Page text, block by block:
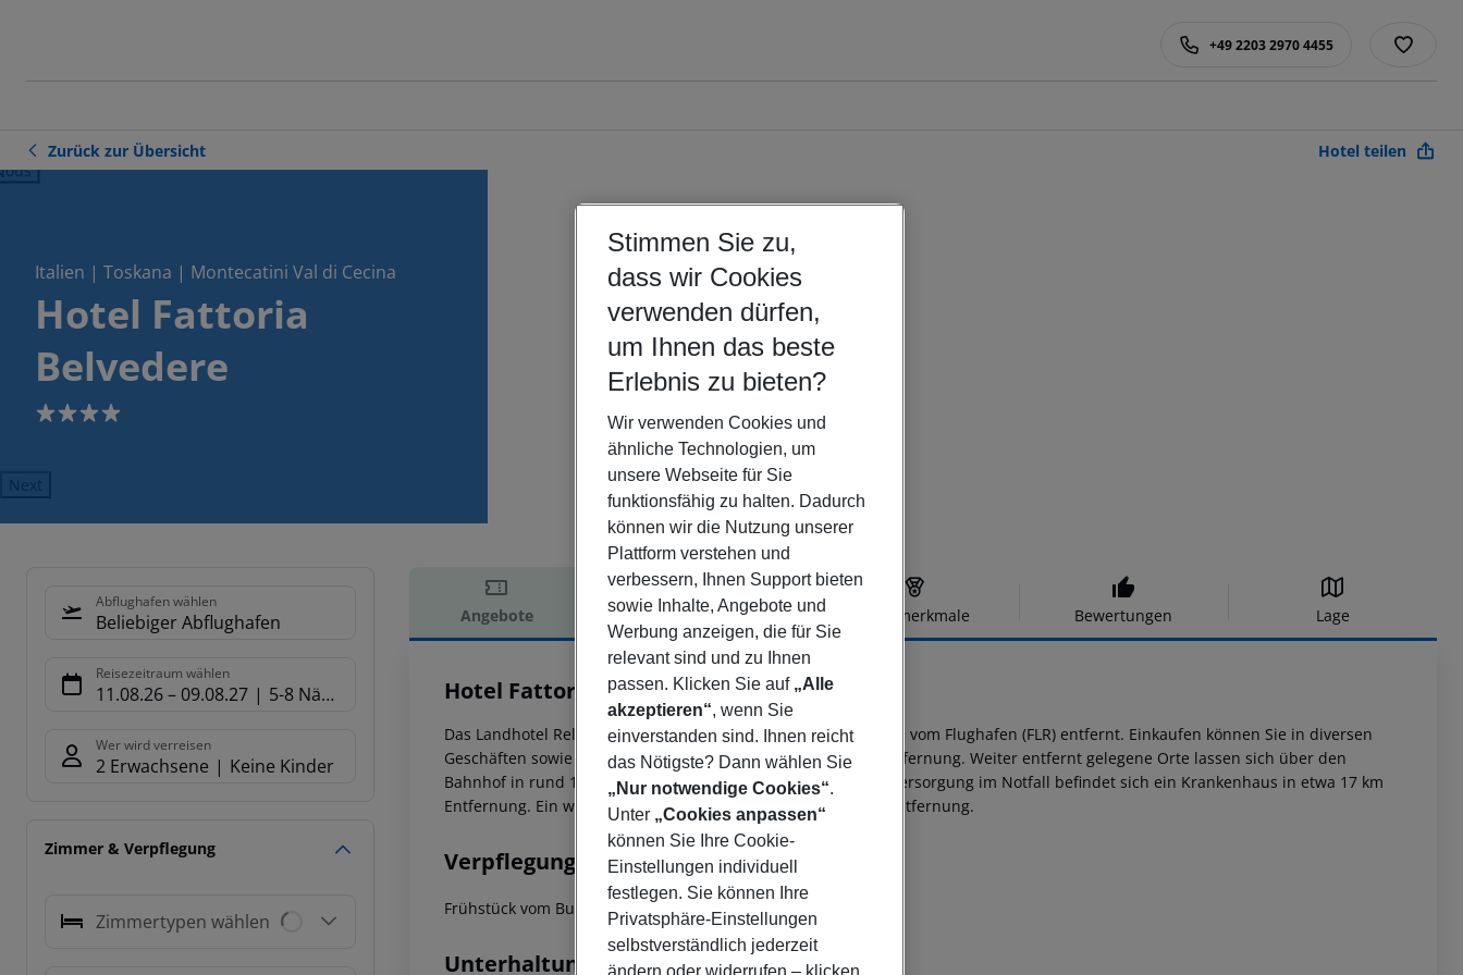
+49 2203 2970 4455
Zurück zur Übersicht Hotel teilen
Italien | Toskana | Montecatini Val di Cecina
Hotel Fattoria
Belvedere
4
Next
Abflughafen wählen
Beliebiger Abflughafen
Reisezeitraum wählen
11.08.26– 09.08.27 5-8 Nächte
Wer wird verreisen
2 Erwachsene Keine Kinder
Zimmer & Verpflegung
Zimmertypen wählen
Angebote Hotelbeschreibung Hotelmerkmale Bewertungen Lage
Hotelbeschreibung
Hotel Fattoria Belvedere
4
Das Landhotel Relais Fattoria Belvedere befindet sich ca. 70 km vom Flughafen (FLR) entfernt. Einkaufen können Sie in diversen
Geschäften sowie in einem Lebensmittelmarkt in ca. 17 km Entfernung. Weiter entfernt gelegene Orte lassen sich über den
Bahnhof in rund 17 km Entfernung erreichen. Zur ärztlichen Versorgung im Notfall befindet sich ein Krankenhaus in etwa 17 km
Entfernung. Ein weiterer Flughafen (PSA) liegt in etwa 70 km Entfernung.
Verpflegung
Frühstück vom Buffet.
Unterhaltung
Stimmen Sie zu,
dass wir Cookies
verwenden dürfen,
um Ihnen das beste
Erlebnis zu bieten?
Wir verwenden Cookies und
ähnliche Technologien, um
unsere Webseite für Sie
funktionsfähig zu halten. Dadurch
können wir die Nutzung unserer
Plattform verstehen und
verbessern, Ihnen Support bieten
sowie Inhalte, Angebote und
Werbung anzeigen, die für Sie
relevant sind und zu Ihnen
passen. Klicken Sie auf „Alle
akzeptieren“, wenn Sie
einverstanden sind. Ihnen reicht
das Nötigste? Dann wählen Sie
„Nur notwendige Cookies“.
Unter „Cookies anpassen“
können Sie Ihre Cookie-
Einstellungen individuell
festlegen. Sie können Ihre
Privatsphäre-Einstellungen
selbstverständlich jederzeit
ändern oder widerrufen – klicken